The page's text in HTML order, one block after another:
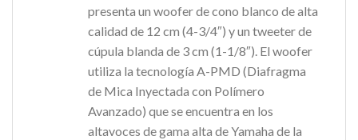
presenta un woofer de cono blanco de alta
calidad de 12 cm (4-3/4″) y un tweeter de
cúpula blanda de 3 cm (1-1/8″). El woofer
utiliza la tecnología A-PMD (Diafragma
de Mica Inyectada con Polímero
Avanzado) que se encuentra en los
altavoces de gama alta de Yamaha de la